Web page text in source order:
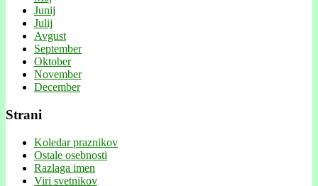
Junij
Julij
Avgust
September
Oktober
November
December
Strani
Koledar praznikov
Ostale osebnosti
Razlaga imen
Viri svetnikov